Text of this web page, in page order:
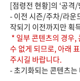
[점령전 현황]의 ‘공격
- 이전 시즌/주차/라운
작되기 이전까지만 획
* 일부 콘텐츠의 경우,
수 없게 되므로, 아래
주시길 바랍니다.
- 초기화되는 콘텐츠